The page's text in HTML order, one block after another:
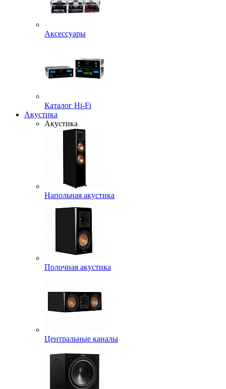
Аксессуары
Каталог Hi-Fi
Акустика
Акустика
Напольная акустика
Полочная акустика
Центральные каналы